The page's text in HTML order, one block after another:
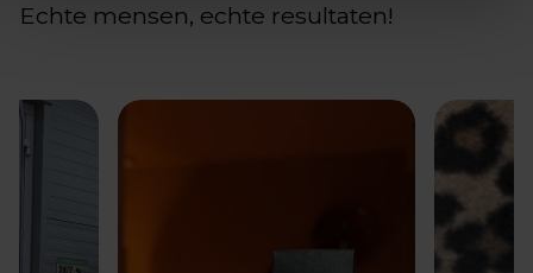
Echte mensen, echte resultaten!